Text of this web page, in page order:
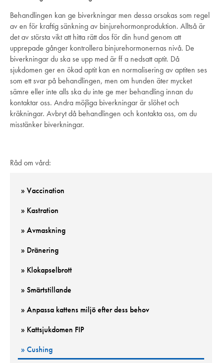
Behandlingen kan ge biverkningar men dessa orsakas som regel
av en för kraftig sänkning av binjurehormonproduktion. Alltså är
det av största vikt att hitta rätt dos för din hund genom att
upprepade gånger kontrollera binjurehormonernas nivå. De
biverkningar du ska se upp med är ff a nedsatt aptit. Då
sjukdomen ger en ökad aptit kan en normalisering av aptiten ses
som ett svar på behandlingen, men om hunden äter mycket
sämre eller inte alls ska du inte ge mer behandling innan du
kontaktar oss. Andra möjliga biverkningar är slöhet och
kräkningar. Avbryt då behandlingen och kontakta oss, om du
misstänker biverkningar.
Råd om vård:
» Vaccination
» Kastration
» Avmaskning
» Dränering
» Klokapselbrott
» Smärtstillande
» Anpassa kattens miljö efter dess behov
» Kattsjukdomen FIP
» Cushing